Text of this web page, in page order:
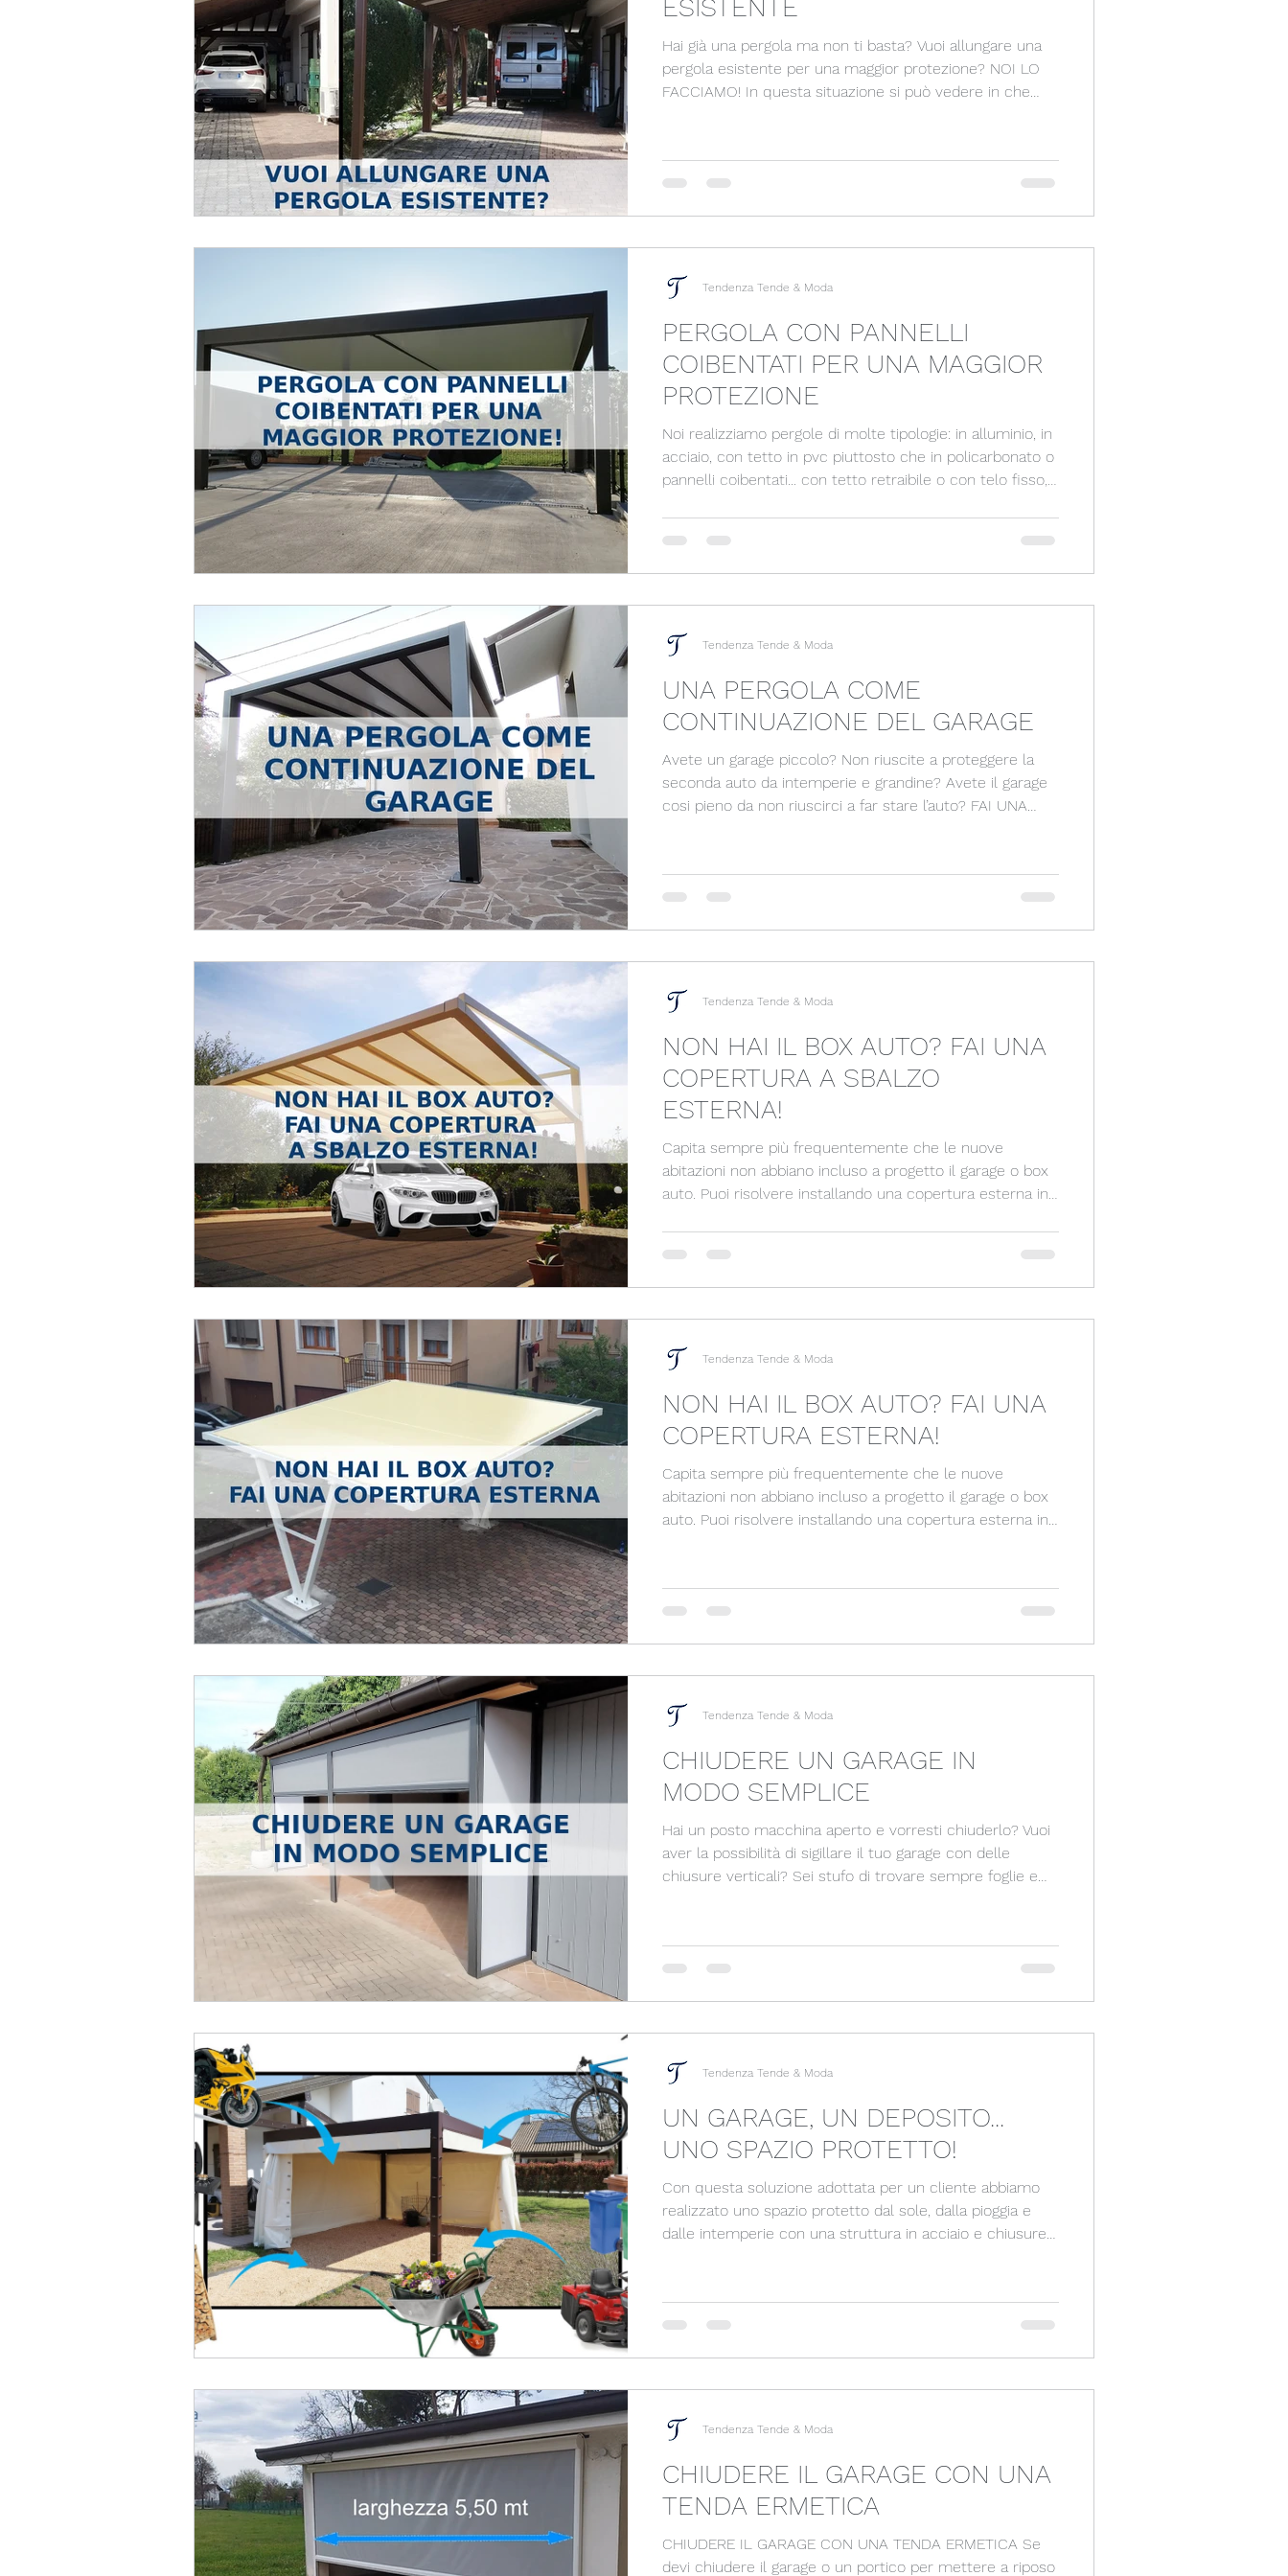
ESISTENTE
Hai già una pergola ma non ti basta? Vuoi allungare una
pergola esistente per una maggior protezione? NOI LO
FACCIAMO! In questa situazione si può vedere in che
abbiamo sostituito il lagno con l’acciaio.
PERGOLA CON PANNELLI
COIBENTATI PER UNA MAGGIOR
PROTEZIONE
Noi realizziamo pergole di molte tipologie: in alluminio, in
acciaio, con tetto in pvc piuttosto che in policarbonato o
pannelli coibentati... con tetto retraibile o con telo fisso,
Tendenza Tende & Moda
UNA PERGOLA COME
CONTINUAZIONE DEL GARAGE
Avete un garage piccolo? Non riuscite a proteggere la
seconda auto da intemperie e grandine? Avete il garage
cosi pieno da non riuscirci a far stare l’auto? FAI UNA
Tendenza Tende & Moda
NON HAI IL BOX AUTO? FAI UNA
COPERTURA A SBALZO
ESTERNA!
Capita sempre più frequentemente che le nuove
abitazioni non abbiano incluso a progetto il garage o box
auto. Puoi risolvere installando una copertura esterna in
SOLE (DELETERIO PER LE PLASTICHE DELL’AUTO) -
ASSENZA DI MANUTENZIONE NEL TEMPO - VELOCITA’ DI
Tendenza Tende & Moda
NON HAI IL BOX AUTO? FAI UNA
COPERTURA ESTERNA!
Capita sempre più frequentemente che le nuove
abitazioni non abbiano incluso a progetto il garage o box
auto. Puoi risolvere installando una copertura esterna in
SOLE (DELETERIO PER LE PLASTICHE DELL’AUTO) -
ASSENZA DI MANUTENZIONE NEL TEMPO - VELOCITA’ DI
Tendenza Tende & Moda
CHIUDERE UN GARAGE IN
MODO SEMPLICE
Hai un posto macchina aperto e vorresti chiuderlo? Vuoi
aver la possibilità di sigillare il tuo garage con delle
chiusure verticali? Sei stufo di trovare sempre foglie e
Tendenza Tende & Moda
UN GARAGE, UN DEPOSITO...
UNO SPAZIO PROTETTO!
Con questa soluzione adottata per un cliente abbiamo
realizzato uno spazio protetto dal sole, dalla pioggia e
dalle intemperie con una struttura in acciaio e chiusure
Tendenza Tende & Moda
CHIUDERE IL GARAGE CON UNA
TENDA ERMETICA
CHIUDERE IL GARAGE CON UNA TENDA ERMETICA Se
devi chiudere il garage o un portico per mettere a riposo
Tendenza Tende & Moda